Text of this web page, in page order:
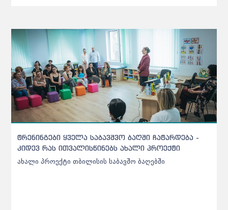
ქარელის საბავშვო ბაღებში შეტანილი ხორცი
უხარისხო აღმოჩნდა - დეტალები
ქარელის საბავშვო ბაღებში შეტანილი ხორცი უხარისხო